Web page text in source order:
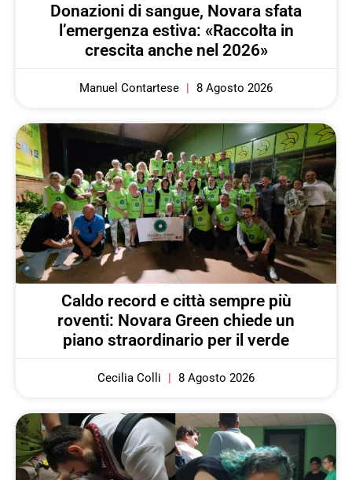
Donazioni di sangue, Novara sfata
l’emergenza estiva: «Raccolta in
crescita anche nel 2026»
Manuel Contartese 8 Agosto 2026
Caldo record e città sempre più
roventi: Novara Green chiede un
piano straordinario per il verde
Cecilia Colli 8 Agosto 2026